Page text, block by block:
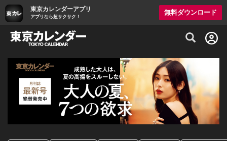
東京カレンダーアプリ
アプリなら超サクサク！
無料ダウンロード
グルメ情報・プレミアムレストラン予約